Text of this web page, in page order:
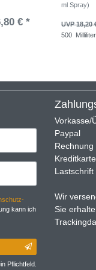
€ *
ml Spray)
UVP 18,20
500 Milliliter
kann ich
Pflichtfeld.
Vorkasse/
Paypal
Rechnung
Kreditkarte
Lastschrift
Wir
Sie